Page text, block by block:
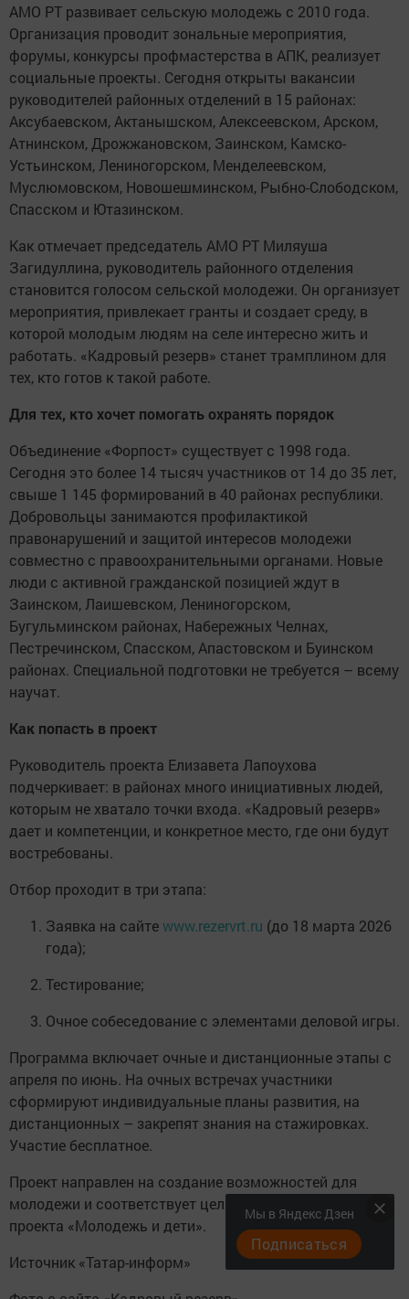
АМО РТ развивает сельскую молодежь с 2010 года.
Организация проводит зональные мероприятия,
форумы, конкурсы профмастерства в АПК, реализует
социальные проекты. Сегодня открыты вакансии
руководителей районных отделений в 15 районах:
Аксубаевском, Актанышском, Алексеевском, Арском,
Атнинском, Дрожжановском, Заинском, Камско-
Устьинском, Лениногорском, Менделеевском,
Муслюмовском, Новошешминском, Рыбно-Слободском,
Спасском и Ютазинском.
Как отмечает председатель АМО РТ Миляуша
Загидуллина, руководитель районного отделения
становится голосом сельской молодежи. Он организует
мероприятия, привлекает гранты и создает среду, в
которой молодым людям на селе интересно жить и
работать. «Кадровый резерв» станет трамплином для
тех, кто готов к такой работе.
Для тех, кто хочет помогать охранять порядок
Объединение «Форпост» существует с 1998 года.
Сегодня это более 14 тысяч участников от 14 до 35 лет,
свыше 1 145 формирований в 40 районах республики.
Добровольцы занимаются профилактикой
правонарушений и защитой интересов молодежи
совместно с правоохранительными органами. Новые
люди с активной гражданской позицией ждут в
Заинском, Лаишевском, Лениногорском,
Бугульминском районах, Набережных Челнах,
Пестречинском, Спасском, Апастовском и Буинском
районах. Специальной подготовки не требуется – всему
научат.
Как попасть в проект
Руководитель проекта Елизавета Лапоухова
подчеркивает: в районах много инициативных людей,
которым не хватало точки входа. «Кадровый резерв»
дает и компетенции, и конкретное место, где они будут
востребованы.
Отбор проходит в три этапа:
Заявка на сайтеwww.rezervrt.ru (до 18 марта 2026
года);
Тестирование;
Очное собеседование с элементами деловой игры.
Программа включает очные и дистанционные этапы с
апреля по июнь. На очных встречах участники
сформируют индивидуальные планы развития, на
дистанционных – закрепят знания на стажировках.
Участие бесплатное.
Проект направлен на создание возможностей для
молодежи и соответствует целям национального
проекта «Молодежь и дети».
Источник «Татар-информ»
Мы в Яндекс Дзен
Подписаться